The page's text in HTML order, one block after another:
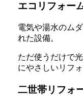
エコリフォー
電気や湯水のム
れた設備。
ただ使うだけで
にやさしいリフォ
二世帯リフォ